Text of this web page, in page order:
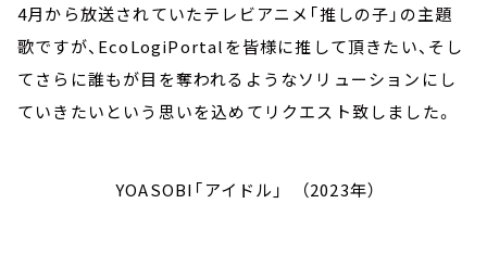
4月から放送されていたテレビアニメ「推しの子」の主題
歌ですが、EcoLogiPortalを皆様に推して頂きたい、そし
てさらに誰もが目を奪われるようなソリューションにし
ていきたいという思いを込めてリクエスト致しました。
YOASOBI「アイドル」 （2023年）